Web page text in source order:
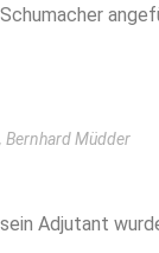
Bernhard Müdder
Adjutant